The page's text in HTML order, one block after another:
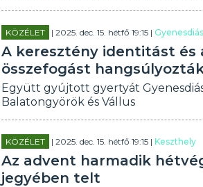
KÖZÉLET | 2025. dec. 15. hétfő 19:15 |Gyenesdiás
A keresztény identitást és
összefogást
Együtt gyújtott gyertyát
Balatongyörök és Vállus
KÖZÉLET | 2025. dec. 15. hétfő 19:15 |Keszthely
Az advent harmadik
jegyében telt